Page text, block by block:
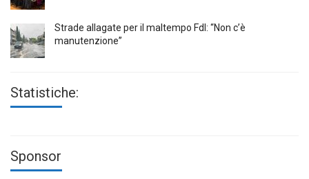
Strade allagate per il maltempo FdI: “Non c’è
manutenzione”
Statistiche:
Sponsor